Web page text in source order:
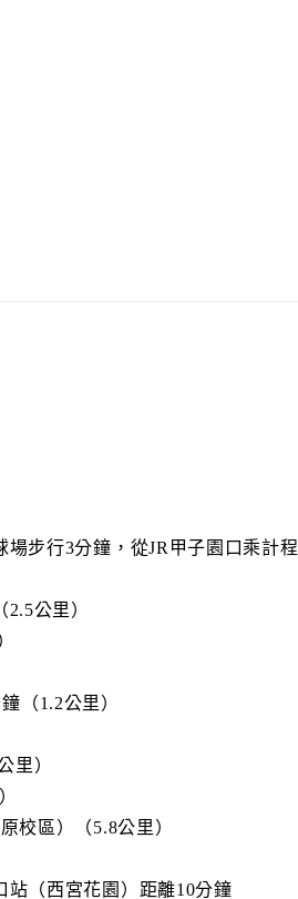
步行3分鐘，從JR甲子園口乘計
公里）
（1.2公里）
里）
校區）（5.8公里）
站（西宮花園）距離10分鐘